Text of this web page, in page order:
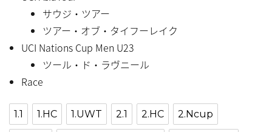
サウジ・ツアー
ツアー・オブ・タイフーレイク
UCI Nations Cup Men U23
ツール・ド・ラヴニール
Race
1.1 1.HC 1.UWT 2.1 2.HC 2.Ncup